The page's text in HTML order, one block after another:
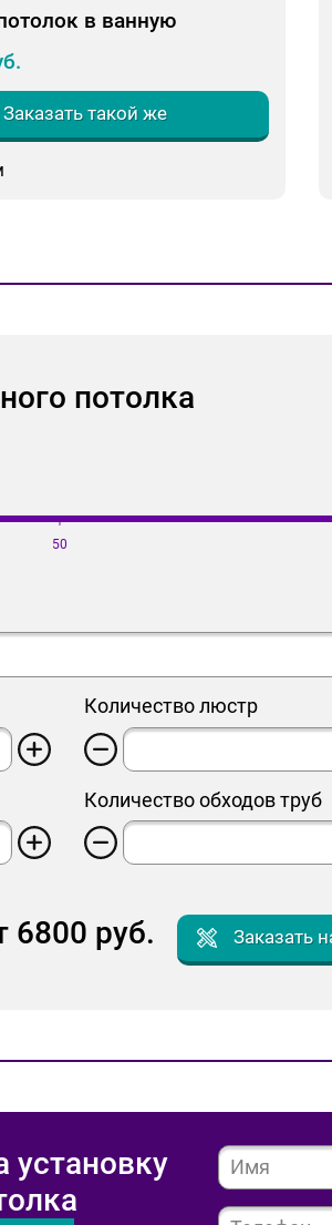
в ванную
Заказать такой же
потолка
50
Количество люстр
Количество обходов труб
6800 руб. Заказать